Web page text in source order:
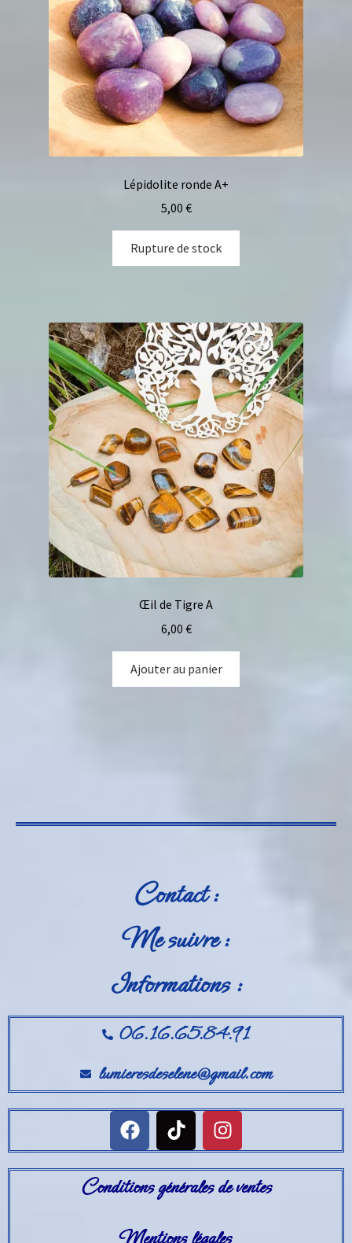
Lépidolite ronde A+
5,00 €
Rupture de stock
Œil de Tigre A
6,00 €
Ajouter au panier
Contact :
Me suivre :
Informations :
06.16.65.84.91
lumieresdeselene@gmail.com
Conditions générales de ventes